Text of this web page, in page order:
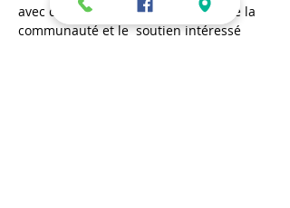
avec des personnalités influentes de la
communauté et le  soutien intéressé